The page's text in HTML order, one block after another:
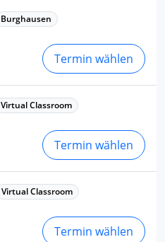
Burghausen
Termin wählen
Virtual Classroom
Termin wählen
Virtual Classroom
Termin wählen